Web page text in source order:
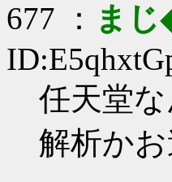
677 ： まじ
任天堂
解析か